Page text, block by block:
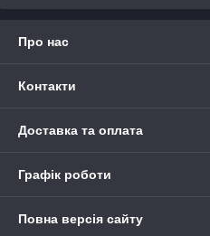
Про нас
Контакти
Доставка та оплата
Графік роботи
Повна версія сайту